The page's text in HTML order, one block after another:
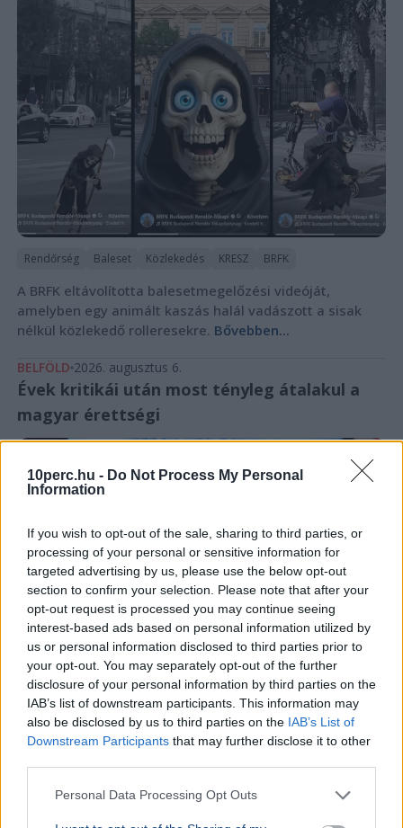
10perc.hu - Do Not Process My Personal
Information
If you wish to opt-out of the sale, sharing to third parties, or
processing of your personal or sensitive information for
targeted advertising by us, please use the below opt-out
section to confirm your selection. Please note that after your
opt-out request is processed you may continue seeing
interest-based ads based on personal information utilized by
us or personal information disclosed to third parties prior to
your opt-out. You may separately opt-out of the further
disclosure of your personal information by third parties on the
IAB’s list of downstream participants. This information may
also be disclosed by us to third parties on the IAB’s List of
Downstream Participants that may further disclose it to other
Personal Data Processing Opt Outs
Rendőrség Baleset Közlekedés KRESZ BRFK
A BRFK eltávolította balesetmegelőzési videóját,
amelyben egy animált kaszás halál vadászott a sisak
nélkül közlekedő rolleresekre. Bővebben...
BELFÖLD 2026. augusztus 6.
Évek kritikái után most tényleg átalakul a
magyar érettségi
Magyarország Oktatás Érettségi Tisza Párt Lannert Judit
Lannert Judit oktatási miniszter szerint megújul a